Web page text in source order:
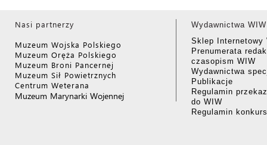
Nasi partnerzy
Muzeum Wojska Polskiego
Muzeum Oręża Polskiego
Muzeum Broni Pancernej
Muzeum Sił Powietrznych
Centrum Weterana
Muzeum Marynarki Wojennej
Wydawnictwa WIW
Sklep Internetowy
Prenumerata
czasopism WIW
Wydawnictwa
Publikacje
Regulamin
do WIW
Regulamin